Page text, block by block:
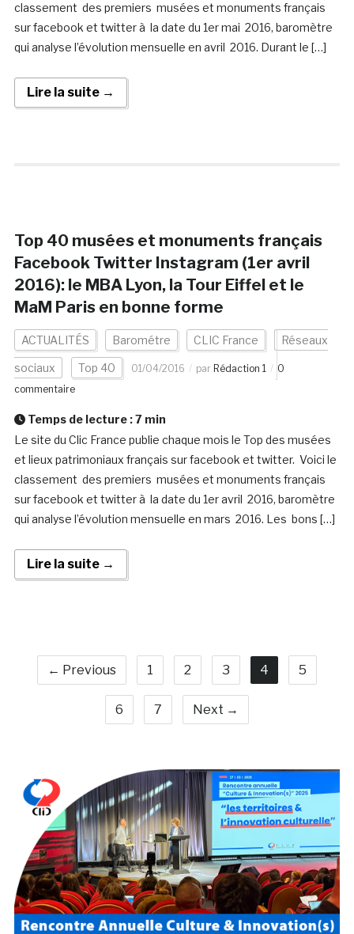
classement des premiers musées et monuments français
sur facebook et twitter à la date du 1er mai 2016, baromètre
qui analyse l’évolution mensuelle en avril 2016. Durant le […]
Lire la suite →
Top 40 musées et monuments français
Facebook Twitter Instagram (1er avril
2016): le MBA Lyon, la Tour Eiffel et le
MaM Paris en bonne forme
ACTUALITÉS Barométre CLIC France Réseaux
sociaux Top 40 01/04/2016 par Rédaction 1
0
commentaire
Temps de lecture :7 min
Le site du Clic France publie chaque mois le Top des musées
et lieux patrimoniaux français sur facebook et twitter. Voici le
classement des premiers musées et monuments français
sur facebook et twitter à la date du 1er avril 2016, baromètre
qui analyse l’évolution mensuelle en mars 2016. Les bons […]
Lire la suite →
← Previous 1 2 3 4 5
6 7 Next →